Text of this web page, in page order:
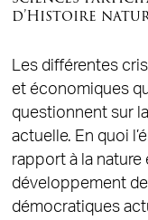
d’Histoire
Les différentes
et économiques
questionnent sur
actuelle. En quoi
rapport à la
développement
démocratiques